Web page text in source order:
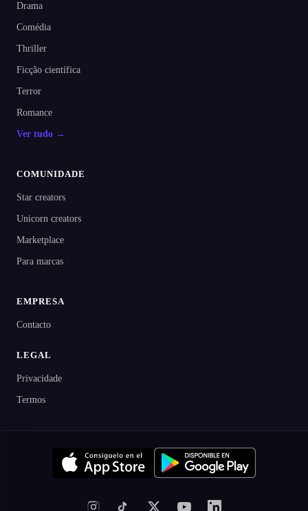
Drama
Comédia
Thriller
Ficção científica
Terror
Romance
Ver tudo →
COMUNIDADE
Star creators
Unicorn creators
Marketplace
Para marcas
EMPRESA
Contacto
LEGAL
Privacidade
Termos